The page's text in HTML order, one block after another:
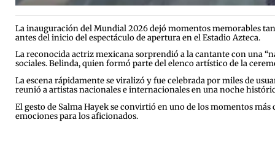
La inauguración del Mundial 2026 dejó momentos memorables
antes del inicio del espectáculo de apertura en el Estadio Azteca.
La reconocida actriz mexicana sorprendió a la cantante con una
sociales. Belinda, quien formó parte del elenco artístico de la
La escena rápidamente se viralizó y fue celebrada por miles de
reunió a artistas nacionales e internacionales en una noche
El gesto de Salma Hayek se convirtió en uno de los momentos
emociones para los aficionados.